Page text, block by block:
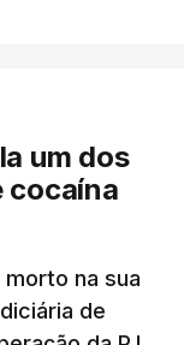
de 50 por
reapreciação,
Escola
esteja
dias,
um dos
cocaína
na sua
de